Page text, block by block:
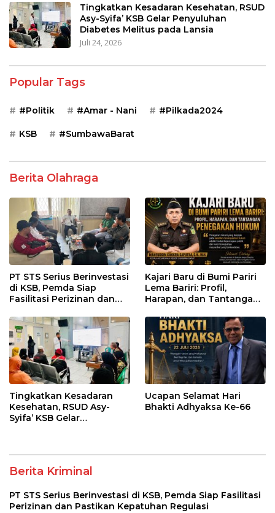
Tingkatkan Kesadaran Kesehatan, RSUD
Asy-Syifa’ KSB Gelar Penyuluhan
Diabetes Melitus pada Lansia
Juli 24, 2026
Popular Tags
#Politik #Amar - Nani #Pilkada2024
KSB #SumbawaBarat
Berita Olahraga
PT STS Serius Berinvestasi
di KSB, Pemda Siap
Fasilitasi Perizinan dan
Regulasi
Kajari Baru di Bumi Pariri
Lema Bariri: Profil,
Harapan, dan Tantangan
Tingkatkan Kesadaran
Kesehatan, RSUD Asy-
Syifa’ KSB Gelar
Ucapan Selamat Hari
Bhakti Adhyaksa Ke-66
Berita Kriminal
PT STS Serius Berinvestasi di KSB, Pemda Siap Fasilitasi
Perizinan dan Pastikan Kepatuhan Regulasi